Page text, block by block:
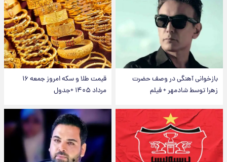
بازخوانی آهنگی در وصف حضرت
زهرا توسط شادمهر + فیلم
قیمت طلا و سکه امروز جمعه ۱۶
مرداد ۱۴۰۵ +جدول